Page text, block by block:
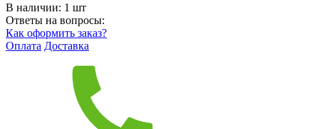
В наличии: 1 шт
Ответы на вопросы:
Как оформить заказ?
Оплата Доставка